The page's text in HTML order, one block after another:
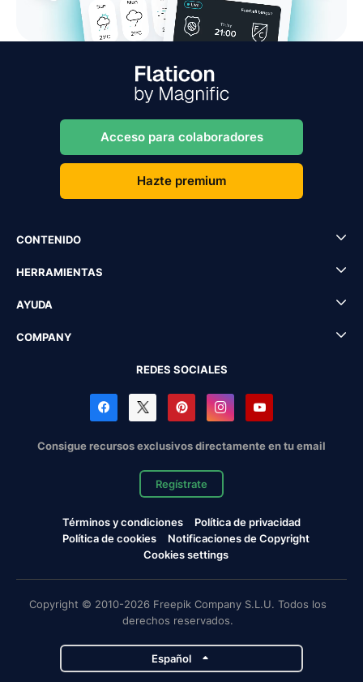
Acceso para colaboradores
Hazte premium
CONTENIDO
HERRAMIENTAS
AYUDA
COMPANY
REDES SOCIALES
Consigue recursos exclusivos directamente en tu email
Regístrate
Términos y condiciones
Política de privacidad
Política de cookies
Notificaciones de Copyright
Cookies settings
Copyright © 2010-2026 Freepik Company S.L.U. Todos los
derechos reservados.
Español